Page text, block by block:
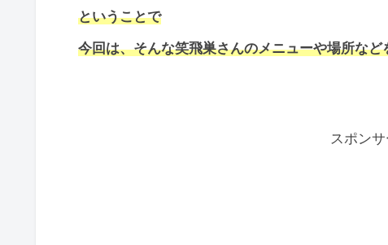
ということで
今回は、そんな笑飛巣さんのメニューや場所な
スポン